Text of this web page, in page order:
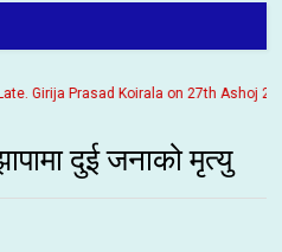
Prasad Koirala on 27th Ashoj
दुई जनाको मृत्यु